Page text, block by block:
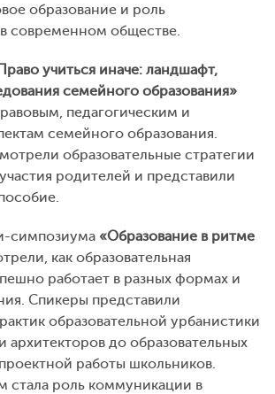
образование и роль
современном обществе.
учиться иначе: ландшафт,
семейного образования»
педагогическим и
семейного образования.
образовательные стратегии
родителей и представили
симпозиума «Образование в ритме
как образовательная
работает в разных формах и
Спикеры представили
образовательной урбанистики
архитекторов до образовательных
работы школьников.
роль коммуникации в